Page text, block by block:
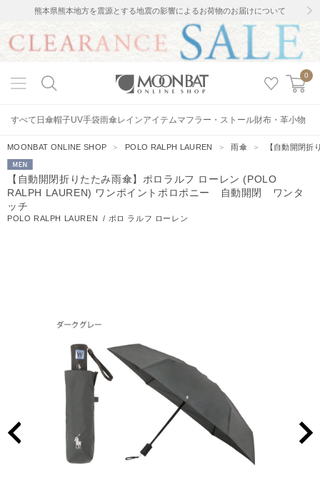
熊本県熊本地方を震源とする地震の影響によるお荷物のお届けについて
0
すべて 日傘帽子UV手袋雨傘レインアイテムマフラー・ストール財布・革小物
MOONBAT ONLINE SHOP ＞ POLO RALPH LAUREN ＞雨傘 ＞ 【自動開閉
MEN
【自動開閉折りたたみ雨傘】ポロラルフ ローレン (POLO
RALPH LAUREN) ワンポイントポロポニー 自動開閉 ワンタ
ッチ
POLO RALPH LAUREN / ポロ ラルフ ローレン